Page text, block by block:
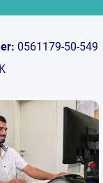
0561179-50-549